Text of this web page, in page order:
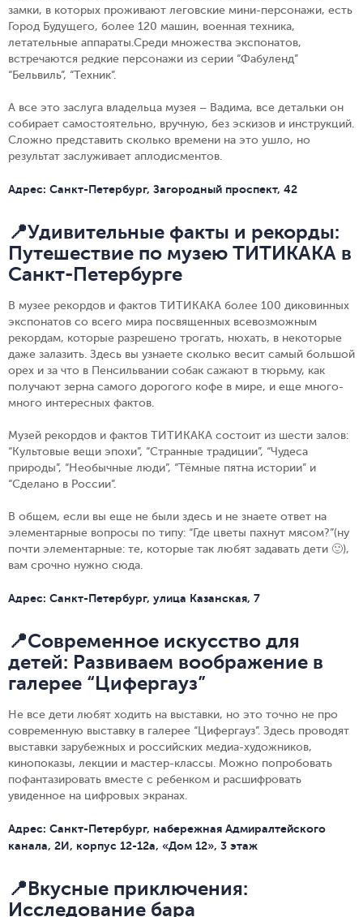
замки, в которых проживают леговские мини-персонажи, есть
Город Будущего, более 120 машин, военная техника,
летательные аппараты.Среди множества экспонатов,
встречаются редкие персонажи из серии “Фабуленд”
“Бельвиль”, “Техник”.
А все это заслуга владельца музея – Вадима, все детальки он
собирает самостоятельно, вручную, без эскизов и инструкций.
Сложно представить сколько времени на это ушло, но
результат заслуживает аплодисментов.
Адрес: Санкт-Петербург, Загородный проспект, 42
📍Удивительные факты и рекорды:
Путешествие по музею ТИТИКАКА в
Санкт-Петербурге
В музее рекордов и фактов ТИТИКАКА более 100 диковинных
экспонатов со всего мира посвященных всевозможным
рекордам, которые разрешено трогать, нюхать, в некоторые
даже залазить. Здесь вы узнаете сколько весит самый большой
орех и за что в Пенсильвании собак сажают в тюрьму, как
получают зерна самого дорогого кофе в мире, и еще много-
много интересных фактов.
Музей рекордов и фактов ТИТИКАКА состоит из шести залов:
“Культовые вещи эпохи”, “Странные традиции”, “Чудеса
природы”, “Необычные люди”, “Тёмные пятна истории” и
“Сделано в России”.
В общем, если вы еще не были здесь и не знаете ответ на
элементарные вопросы по типу: “Где цветы пахнут мясом?”(ну
почти элементарные: те, которые так любят задавать дети 🙂),
вам срочно нужно сюда.
Адрес: Санкт-Петербург, улица Казанская, 7
📍Современное искусство для
детей: Развиваем воображение в
галерее “Цифергауз”
Не все дети любят ходить на выставки, но это точно не про
современную выставку в галерее “Цифергауз”. Здесь проводят
выставки зарубежных и российских медиа-художников,
кинопоказы, лекции и мастер-классы. Можно попробовать
пофантазировать вместе с ребенком и расшифровать
увиденное на цифровых экранах.
Адрес: Санкт-Петербург, набережная Адмиралтейского
канала, 2И, корпус 12-12а, «Дом 12», 3 этаж
📍Вкусные приключения:
Исследование бара